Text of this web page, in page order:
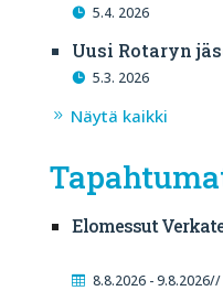
5.4. 2026
Uusi Rotaryn
5.3. 2026
Näytä kaikki
Elomessut
8.8.2026 -